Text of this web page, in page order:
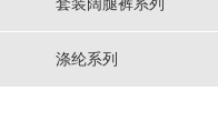
套装阔腿裤系列
涤纶系列